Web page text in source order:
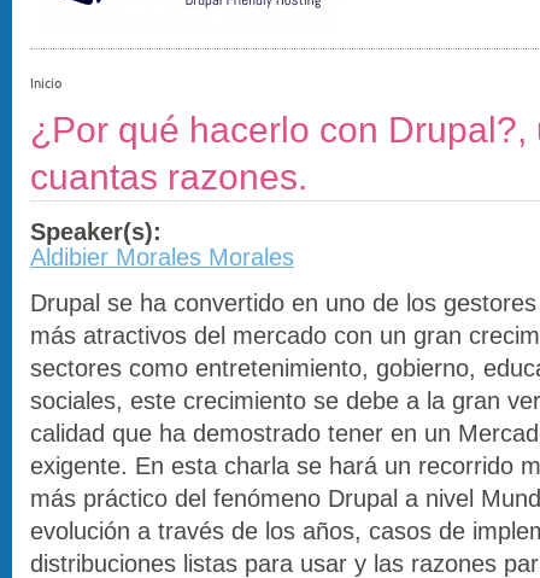
Inicio
¿Por qué hacerlo con Drupal?,
cuantas razones.
Speaker(s):
Aldibier Morales Morales
Drupal se ha convertido en uno de los
más atractivos del mercado con un gran
sectores como entretenimiento, gobierno,
sociales, este crecimiento se debe a la gran
calidad que ha demostrado tener en un
exigente. En esta charla se hará un recorrido
más práctico del fenómeno Drupal a nivel
evolución a través de los años, casos de
distribuciones listas para usar y las razones